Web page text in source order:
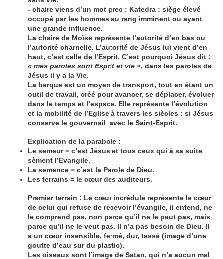
- chaire viens d’un mot grec : Katedra : siège élevé
occupé par les hommes au rang imminent ou ayant
une grande influence.
La chaire de Moïse représente l’autorité d’en bas ou
l’autorité charnelle. L’autorité de Jésus lui vient d’en
haut, c’est celle de l’Esprit. C’est pourquoi Jésus dit :
« mes paroles sont Esprit et vie », dans les paroles de
Jésus il y a la Vie.
La barque est un moyen de transport, tout en étant un
outil de travail, créé pour avancer, se déplacer, évoluer
dans le temps et l’espace. Elle représente l’évolution
et la mobilité de l’Eglise à travers les siècles : si Jésus
conserve le gouvernail avec le Saint-Esprit.
Explication de la parabole :
Le semeur = c’est Jésus et tous ceux qui à sa suite
sèment l’Evangile.
La semence = c’est la Parole de Dieu.
Les terrains = le cœur des auditeurs.
Premier terrain : Le cœur incrédule représente le cœur
de celui qui refuse de recevoir l’évangile, il entend, ne
le comprend pas, non parce qu’il ne le peut pas, mais
parce qu’il ne le veut pas. Il n’a pas besoin de Dieu. Il
a un cœur insensible, fermé, dur, tassé (image d’une
goutte d’eau sur du plastic).
Les oiseaux sont l’image de Satan, qui n’a aucun mal